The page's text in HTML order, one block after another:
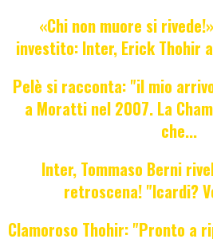
«Chi non muore si
investito: Inter, Erick Thohir
Pelè si racconta: "il mio
a Moratti nel 2007. La
che...
Inter, Tommaso Berni
retroscena! "Icardi?
Clamoroso Thohir: "Pronto a